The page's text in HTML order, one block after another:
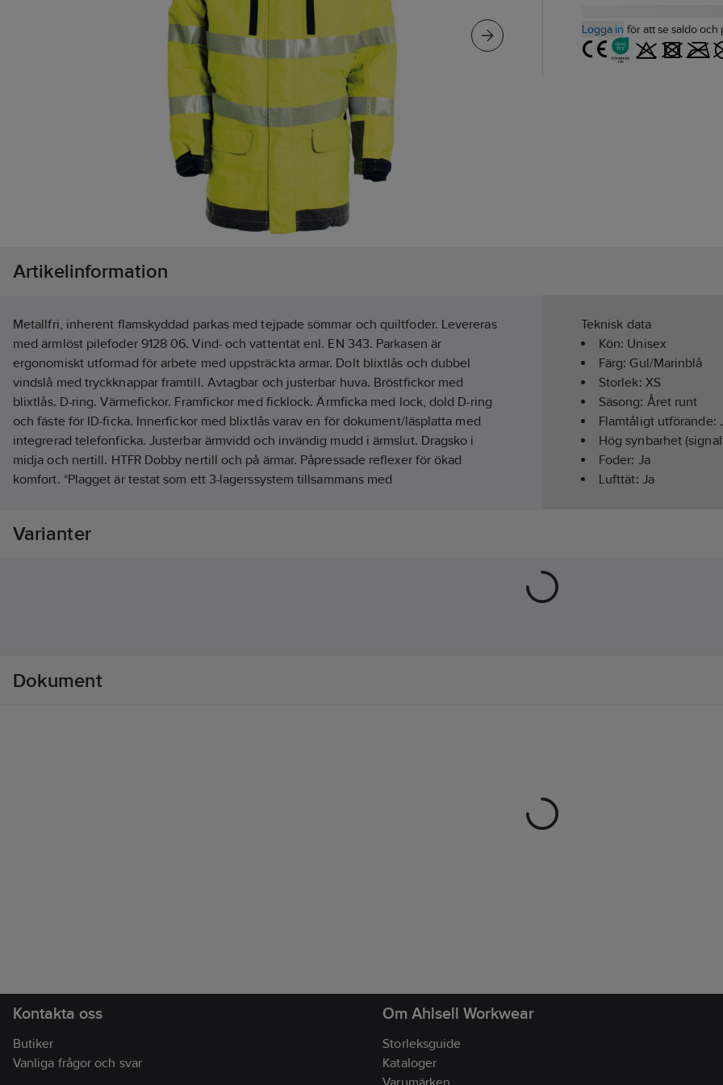
Logga in för att se saldo och
Artikelinformation
Metallfri, inherent flamskyddad parkas med tejpade sömmar och quiltfoder. Levereras
med ärmlöst pilefoder 9128 06. Vind- och vattentät enl. EN 343. Parkasen är
ergonomiskt utformad för arbete med uppsträckta armar. Dolt blixtlås och dubbel
vindslå med tryckknappar framtill. Avtagbar och justerbar huva. Bröstfickor med
blixtlås. D-ring. Värmefickor. Framfickor med ficklock. Ärmficka med lock, dold D-ring
och fäste för ID-ficka. Innerfickor med blixtlås varav en för dokument/läsplatta med
integrerad telefonficka. Justerbar ärmvidd och invändig mudd i ärmslut. Dragsko i
midja och nertill. HTFR Dobby nertill och på ärmar. Påpressade reflexer för ökad
komfort. *Plagget är testat som ett 3-lagerssystem tillsammans med
Standard:
Teknisk data
Kön: Unisex
Färg:Gul/Marinblå
Storlek: XS
Säsong: Året runt
Flamtåligt utförande:
Hög synbarhet
Foder: Ja
Lufttät: Ja
Varianter
Dokument
Kontakta oss
Butiker
Vanliga frågor och svar
Om Ahlsell Workwear
Storleksguide
Kataloger